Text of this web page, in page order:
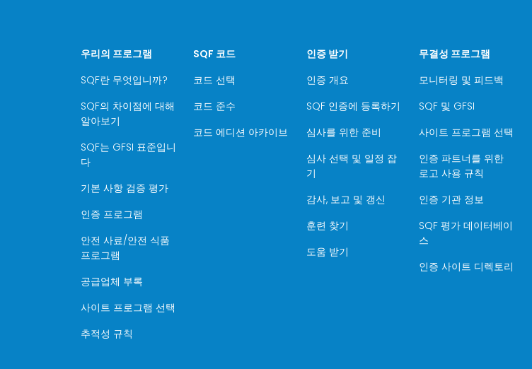
우리의 프로그램
SQF란 무엇입니까?
SQF의 차이점에 대해
알아보기
SQF는 GFSI 표준입니
다
기본 사항 검증 평가
인증 프로그램
안전 사료/안전 식품
프로그램
공급업체 부록
사이트 프로그램 선택
추적성 규칙
SQF 코드
코드 선택
코드 준수
코드 에디션 아카이브
인증 받기
인증 개요
SQF 인증에 등록하기
심사를 위한 준비
심사 선택 및 일정 잡
기
감사, 보고 및 갱신
훈련 찾기
도움 받기
무결성 프로그램
모니터링 및 피드백
SQF 및 GFSI
사이트 프로그램 선택
인증 파트너를 위한
로고 사용 규칙
인증 기관 정보
SQF 평가 데이터베이
스
인증 사이트 디렉토리